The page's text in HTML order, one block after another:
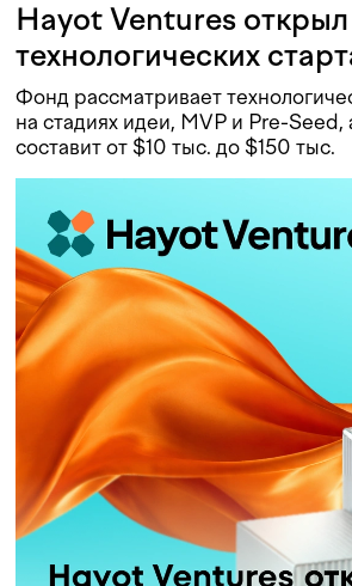
Hayot Ventures
технологических
Фонд рассматривает
на стадиях идеи, MVP и Pre-
составит от $10 тыс. до $150 тыс.